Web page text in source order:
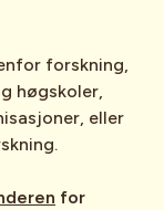
forskning,
høgskoler,
eller
for